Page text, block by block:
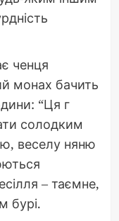
ченця
монах бачить
“Ця г
солодким
веселу няню
– таємне,
бурі.